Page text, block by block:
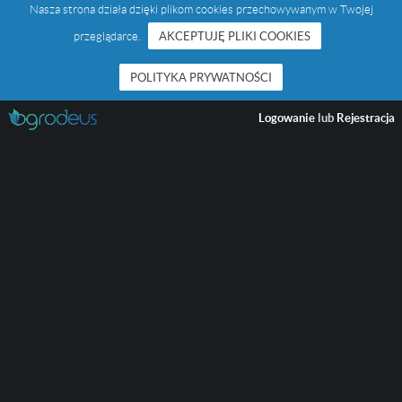
Nasza strona działa dzięki plikom cookies przechowywanym w Twojej
przeglądarce.
AKCEPTUJĘ PLIKI COOKIES
POLITYKA PRYWATNOŚCI
Logowanie lub Rejestracja